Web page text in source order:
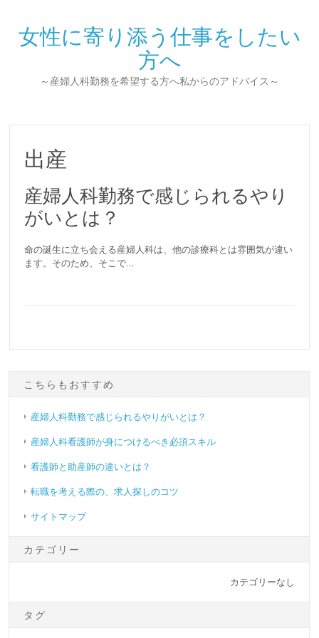
女性に寄り添う仕事をしたい
方へ
～産婦人科勤務を希望する方へ私からのアドバイス～
出産
産婦人科勤務で感じられるやり
がいとは？
命の誕生に立ち会える産婦人科は、他の診療科とは雰囲気が違い
ます。そのため、そこで…
こちらもおすすめ
産婦人科勤務で感じられるやりがいとは？
産婦人科看護師が身につけるべき必須スキル
看護師と助産師の違いとは？
転職を考える際の、求人探しのコツ
サイトマップ
カテゴリー
カテゴリーなし
タグ